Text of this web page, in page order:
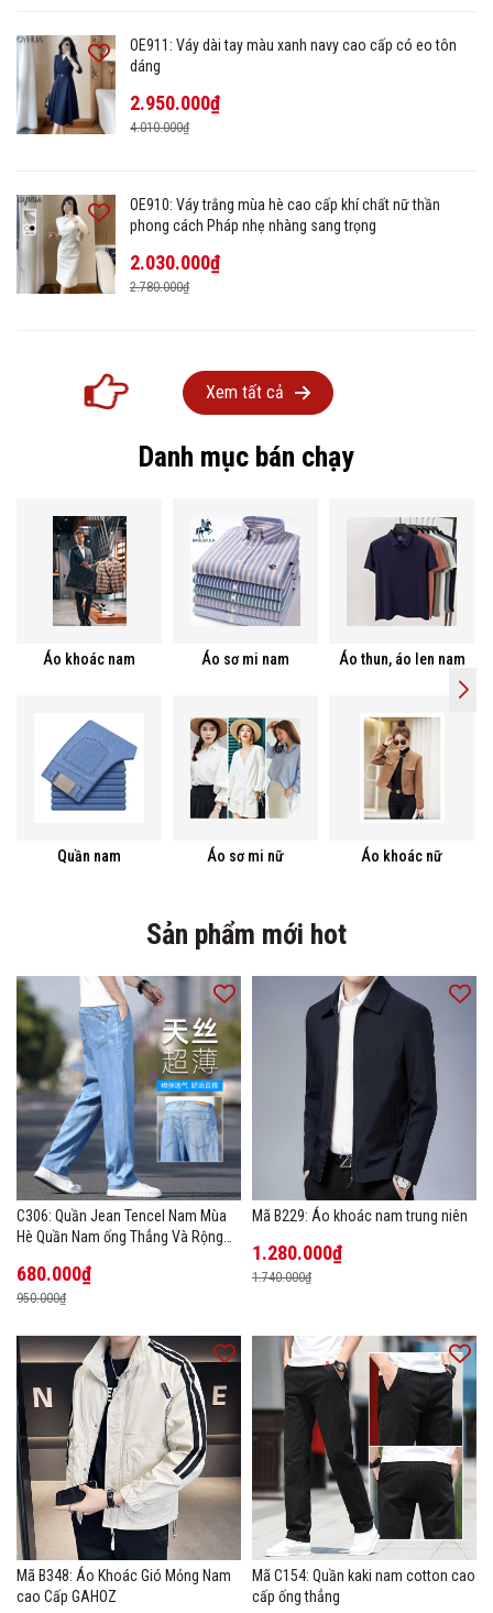
OE911: Váy dài tay màu xanh navy cao cấp có eo tôn
dáng
2.950.000₫
4.010.000₫
OE910: Váy trắng mùa hè cao cấp khí chất nữ thần
phong cách Pháp nhẹ nhàng sang trọng
2.030.000₫
2.780.000₫
Xem tất cả
Danh mục bán chạy
Áo khoác nam Áo sơ mi nam Áo thun, áo len nam
Quần nam Áo sơ mi nữ Áo khoác nữ
Sản phẩm mới hot
C306: Quần Jean Tencel Nam Mùa
Hè Quần Nam ống Thẳng Và Rộng
680.000₫
950.000₫
Mã B229: Áo khoác nam trung niên
1.280.000₫
1.740.000₫
Mã B348: Áo Khoác Gió Mỏng Nam
cao Cấp GAHOZ
Mã C154: Quần kaki nam cotton cao
cấp ống thẳng